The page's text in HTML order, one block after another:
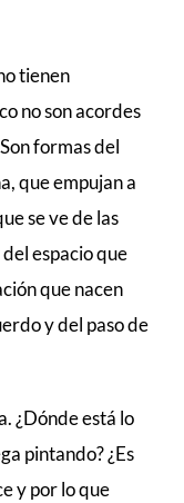
tienen
no son acordes
formas del
que empujan a
se ve de las
espacio que
que nacen
y del paso de
¿Dónde está lo
pintando? ¿Es
y por lo que